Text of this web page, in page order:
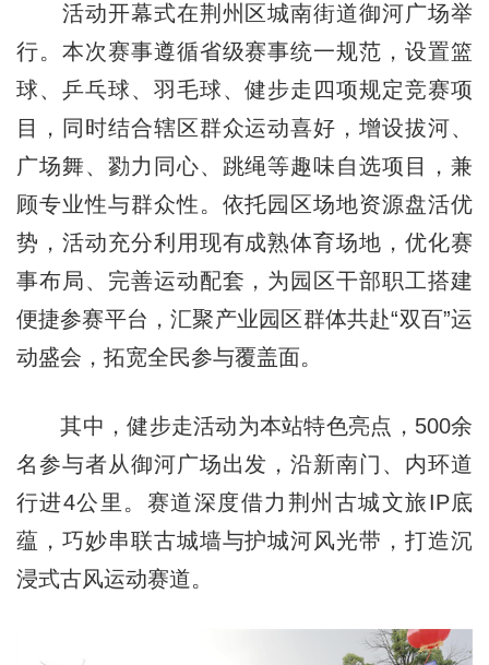
活动开幕式在荆州区城南街道御河广场举
行。本次赛事遵循省级赛事统一规范，设置篮
球、乒乓球、羽毛球、健步走四项规定竞赛项
目，同时结合辖区群众运动喜好，增设拔河、
广场舞、勠力同心、跳绳等趣味自选项目，兼
顾专业性与群众性。依托园区场地资源盘活优
势，活动充分利用现有成熟体育场地，优化赛
事布局、完善运动配套，为园区干部职工搭建
便捷参赛平台，汇聚产业园区群体共赴“双百”运
动盛会，拓宽全民参与覆盖面。
其中，健步走活动为本站特色亮点，500余
名参与者从御河广场出发，沿新南门、内环道
行进4公里。赛道深度借力荆州古城文旅IP底
蕴，巧妙串联古城墙与护城河风光带，打造沉
浸式古风运动赛道。